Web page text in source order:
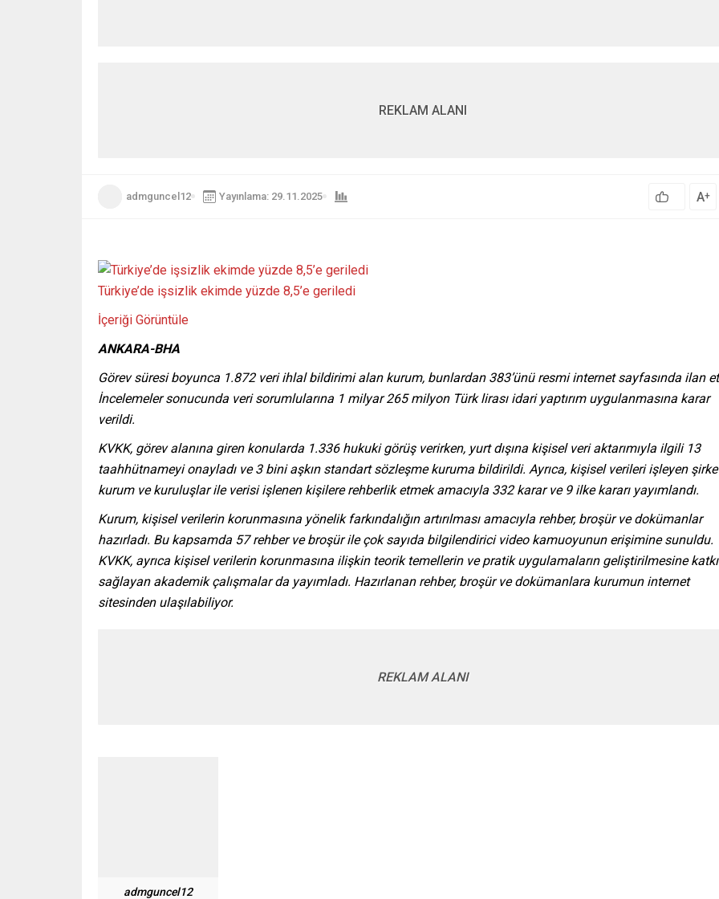
REKLAM ALANI
admguncel12 Yayınlama: 29.11.2025 A+
Türkiye’de işsizlik ekimde yüzde 8,5’e geriledi
İçeriği Görüntüle
ANKARA-BHA
Görev süresi boyunca 1.872 veri ihlal bildirimi alan kurum, bunlardan 383’ünü resmi internet sayfasında ilan
İncelemeler sonucunda veri sorumlularına 1 milyar 265 milyon Türk lirası idari yaptırım uygulanmasına karar
verildi.
KVKK, görev alanına giren konularda 1.336 hukuki görüş verirken, yurt dışına kişisel veri aktarımıyla ilgili 13
taahhütnameyi onayladı ve 3 bini aşkın standart sözleşme kuruma bildirildi. Ayrıca, kişisel verileri işleyen
kurum ve kuruluşlar ile verisi işlenen kişilere rehberlik etmek amacıyla 332 karar ve 9 ilke kararı yayımlandı.
Kurum, kişisel verilerin korunmasına yönelik farkındalığın artırılması amacıyla rehber, broşür ve dokümanlar
hazırladı. Bu kapsamda 57 rehber ve broşür ile çok sayıda bilgilendirici video kamuoyunun erişimine sunuldu.
KVKK, ayrıca kişisel verilerin korunmasına ilişkin teorik temellerin ve pratik uygulamaların geliştirilmesine katkı
sağlayan akademik çalışmalar da yayımladı. Hazırlanan rehber, broşür ve dokümanlara kurumun internet
sitesinden ulaşılabiliyor.
REKLAM ALANI
admguncel12